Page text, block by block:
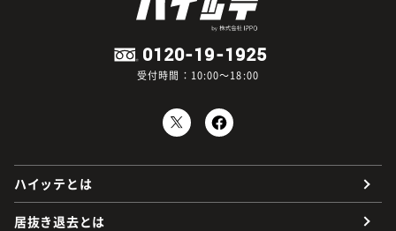
0120-19-1925
受付時間：10:00～18:00
ハイッテとは
居抜き退去とは